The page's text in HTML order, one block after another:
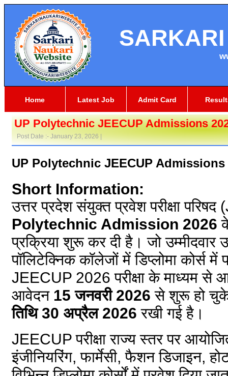
Home Latest Job Admit Card
UP Polytechnic JEECUP Admissions
Post Date :- January 23, 2026 |
UP Polytechnic JEECUP
Short Information:
उत्तर प्रदेश संयुक्त प्रवेश परीक्षा
Polytechnic Admission 2026
प्रक्रिया शुरू कर दी है। जो उम्मीदवार
पॉलिटेक्निक कॉलेजों में डिप्लोमा कोर्स
JEECUP 2026 परीक्षा के माध्यम
आवेदन 15 जनवरी 2026 से शुरू हो
तिथि 30 अप्रैल 2026 रखी गई है।
JEECUP परीक्षा राज्य स्तर पर
इंजीनियरिंग, फार्मेसी, फैशन डिजाइन,